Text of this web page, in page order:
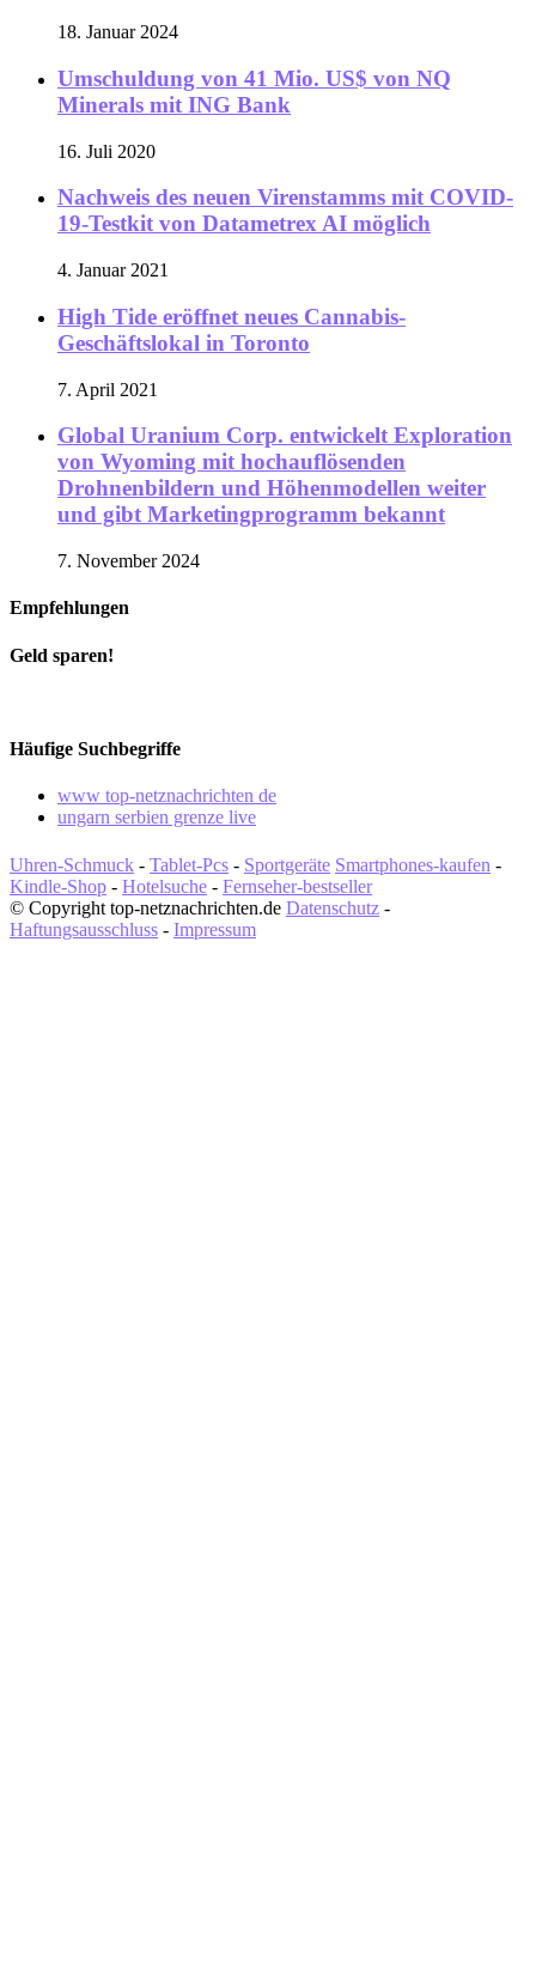
18. Januar 2024
Umschuldung von 41 Mio. US$ von NQ
Minerals mit ING Bank
16. Juli 2020
Nachweis des neuen Virenstamms mit COVID-
19-Testkit von Datametrex AI möglich
4. Januar 2021
High Tide eröffnet neues Cannabis-
Geschäftslokal in Toronto
7. April 2021
Global Uranium Corp. entwickelt Exploration
von Wyoming mit hochauflösenden
Drohnenbildern und Höhenmodellen weiter
und gibt Marketingprogramm bekannt
7. November 2024
Empfehlungen
Geld sparen!
Häufige Suchbegriffe
www top-netznachrichten de
ungarn serbien grenze live
Uhren-Schmuck - Tablet-Pcs - Sportgeräte Smartphones-kaufen -
Kindle-Shop - Hotelsuche - Fernseher-bestseller
© Copyright top-netznachrichten.de Datenschutz -
Haftungsausschluss - Impressum